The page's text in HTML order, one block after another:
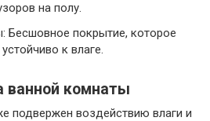
на полу.
Бесшовное покрытие, которое
к влаге.
ванной комнаты
подвержен воздействию влаги и